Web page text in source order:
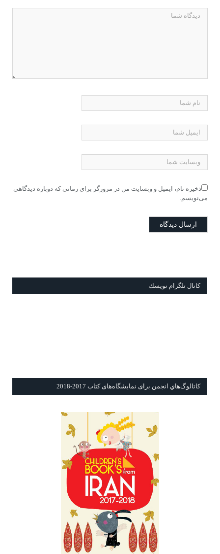
ذخیره نام، ایمیل و وبسایت من در مرورگر برای زمانی که دوباره دیدگاهی
می‌نویسم.
كانال تلگرام نويسك
كاتالوگ‌هاي انجمن برای نمايشگاه‌های كتاب 2017-2018